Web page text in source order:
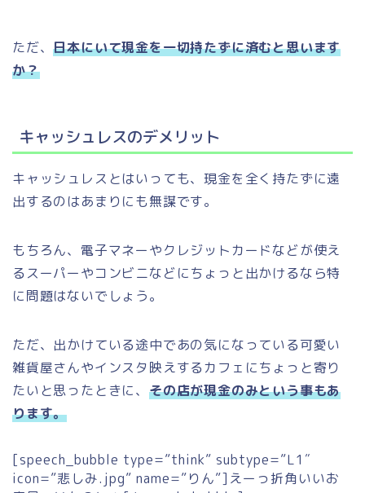
ただ、日本にいて現金を一切持たずに済むと思います
か？
キャッシュレスのデメリット
キャッシュレスとはいっても、現金を全く持たずに遠
出するのはあまりにも無謀です。
もちろん、電子マネーやクレジットカードなどが使え
るスーパーやコンビニなどにちょっと出かけるなら特
に問題はないでしょう。
ただ、出かけている途中であの気になっている可愛い
雑貨屋さんやインスタ映えするカフェにちょっと寄り
たいと思ったときに、 その店が現金のみという事もあ
ります。
[speech_bubble type=”think” subtype=”L1″
icon=”悲しみ.jpg” name=”りん”]えーっ折角いいお